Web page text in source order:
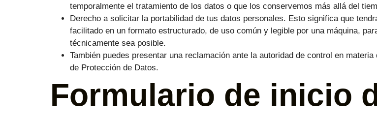
temporalmente el tratamiento de los datos o que los conservemos más allá del
Derecho a solicitar la portabilidad de tus datos personales. Esto significa que
facilitado en un formato estructurado, de uso común y legible por una máquina,
técnicamente sea posible.
También puedes presentar una reclamación ante la autoridad de control en
de Protección de Datos.
Formulario de inicio